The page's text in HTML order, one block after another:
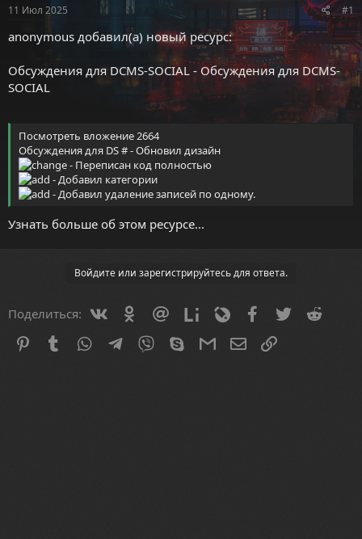
11 Июл 2025 #1
anonymous добавил(а) новый ресурс:
Обсуждения для DCMS-SOCIAL - Обсуждения для DCMS-
SOCIAL
Посмотреть вложение 2664
Обсуждения для DS # - Обновил дизайн
- Переписан код полностью
- Добавил категории
- Добавил удаление записей по одному.
Узнать больше об этом ресурсе...
Войдите или зарегистрируйтесь для ответа.
Поделиться: VkontakteOdnoklassniki
Mail.ruLiveinternetLivejournalFacebook
TwitterReddit
PinterestTumblrWhatsAppTelegram
ViberSkypeGmailЭлектронная почта
Ссылка